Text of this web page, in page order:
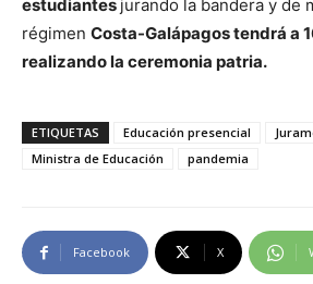
estudiantes jurando la bandera y de
régimen Costa-Galápagos tendrá a
realizando la ceremonia patria.
ETIQUETAS Educación presencial
Ministra de Educación
pandemia
Facebook X